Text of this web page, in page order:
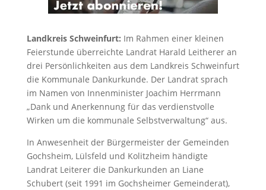
Landkreis Schweinfurt: Im Rahmen einer kleinen
Feierstunde überreichte Landrat Harald Leitherer an
drei Persönlichkeiten aus dem Landkreis Schweinfurt
die Kommunale Dankurkunde. Der Landrat sprach
im Namen von Innenminister Joachim Herrmann
„Dank und Anerkennung für das verdienstvolle
Wirken um die kommunale Selbstverwaltung“ aus.
In Anwesenheit der Bürgermeister der Gemeinden
Gochsheim, Lülsfeld und Kolitzheim händigte
Landrat Leiterer die Dankurkunden an Liane
Schubert (seit 1991 im Gochsheimer Gemeinderat),